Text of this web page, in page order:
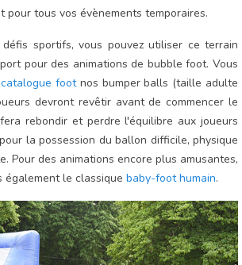
pour tous vos évènements temporaires.
sportifs, vous pouvez utiliser ce terrain
pour des animations de bubble foot. Vous
catalogue footnos bumper balls (taille adulte
devront revêtir avant de commencer le
rebondir et perdre l'équilibre aux joueurs
la possession du ballon difficile, physique
Pour des animations encore plus amusantes,
également le classique baby-foot humain.